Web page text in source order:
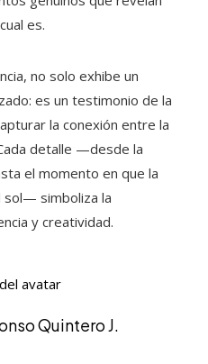
es.
no solo exhibe un
es un testimonio de la
la conexión entre la
detalle —desde la
el momento en que la
sol— simboliza la
y creatividad.
Quintero J.